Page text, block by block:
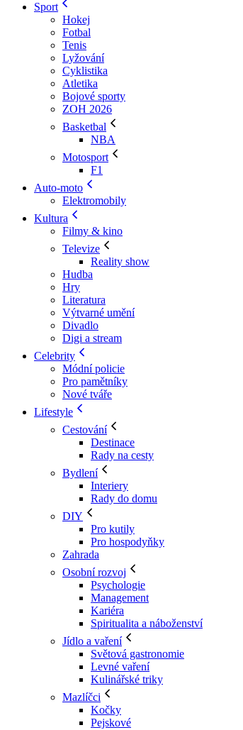
Sport
Hokej
Fotbal
Tenis
Lyžování
Cyklistika
Atletika
Bojové sporty
ZOH 2026
Basketbal
NBA
Motosport
F1
Auto-moto
Elektromobily
Kultura
Filmy & kino
Televize
Reality show
Hudba
Hry
Literatura
Výtvarné umění
Divadlo
Digi a stream
Celebrity
Módní policie
Pro pamětníky
Nové tváře
Lifestyle
Cestování
Destinace
Rady na cesty
Bydlení
Interiery
Rady do domu
DIY
Pro kutily
Pro hospodyňky
Zahrada
Osobní rozvoj
Psychologie
Management
Kariéra
Spiritualita a náboženství
Jídlo a vaření
Světová gastronomie
Levné vaření
Kulinářské triky
Mazlíčci
Kočky
Pejskové